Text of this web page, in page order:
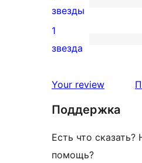
звездный
отзыв
0
2-
звездный
звезды
0
звездный
1
звезда
Your review
Поддержка
Есть что сказать?
помощь?